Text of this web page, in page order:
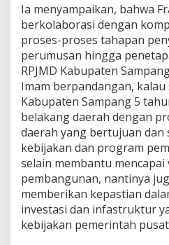
Ia menyampaikan, bahwa
berkolaborasi dengan
proses-proses tahapan
perumusan hingga
RPJMD Kabupaten
Imam berpandangan, kalau
Kabupaten Sampang 5
belakang daerah dengan
daerah yang bertujuan dan
kebijakan dan program
selain membantu mencapai
pembangunan, nantinya
memberikan kepastian
investasi dan infastruktur
kebijakan pemerintah